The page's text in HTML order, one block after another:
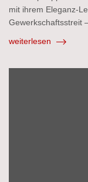
mit ihrem Eleganz-
Gewerkschaftsstreit
weiterlesen